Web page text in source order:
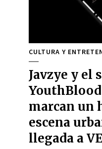
CULTURA Y
Javzye y el
marcan un
escena
llegada a